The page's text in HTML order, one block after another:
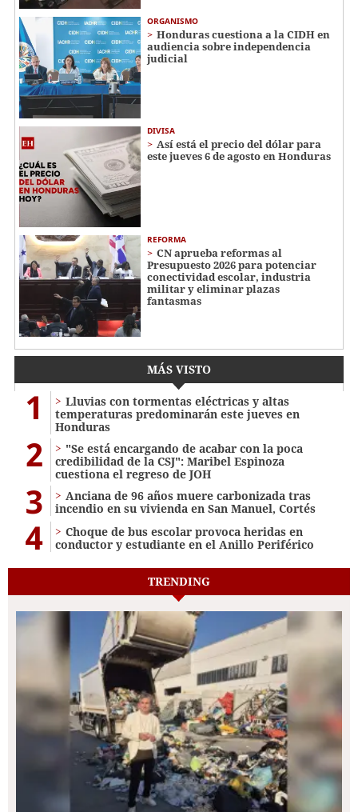
ORGANISMO
Honduras cuestiona a la CIDH en
audiencia sobre independencia
judicial
DIVISA
Así está el precio del dólar para
este jueves 6 de agosto en Honduras
REFORMA
CN aprueba reformas al
Presupuesto 2026 para potenciar
conectividad escolar, industria
militar y eliminar plazas
fantasmas
MÁS VISTO
1
Lluvias con tormentas eléctricas y altas
temperaturas predominarán este jueves en
Honduras
2
"Se está encargando de acabar con la poca
credibilidad de la CSJ": Maribel Espinoza
cuestiona el regreso de JOH
3
Anciana de 96 años muere carbonizada tras
incendio en su vivienda en San Manuel, Cortés
4
Choque de bus escolar provoca heridas en
conductor y estudiante en el Anillo Periférico
TRENDING